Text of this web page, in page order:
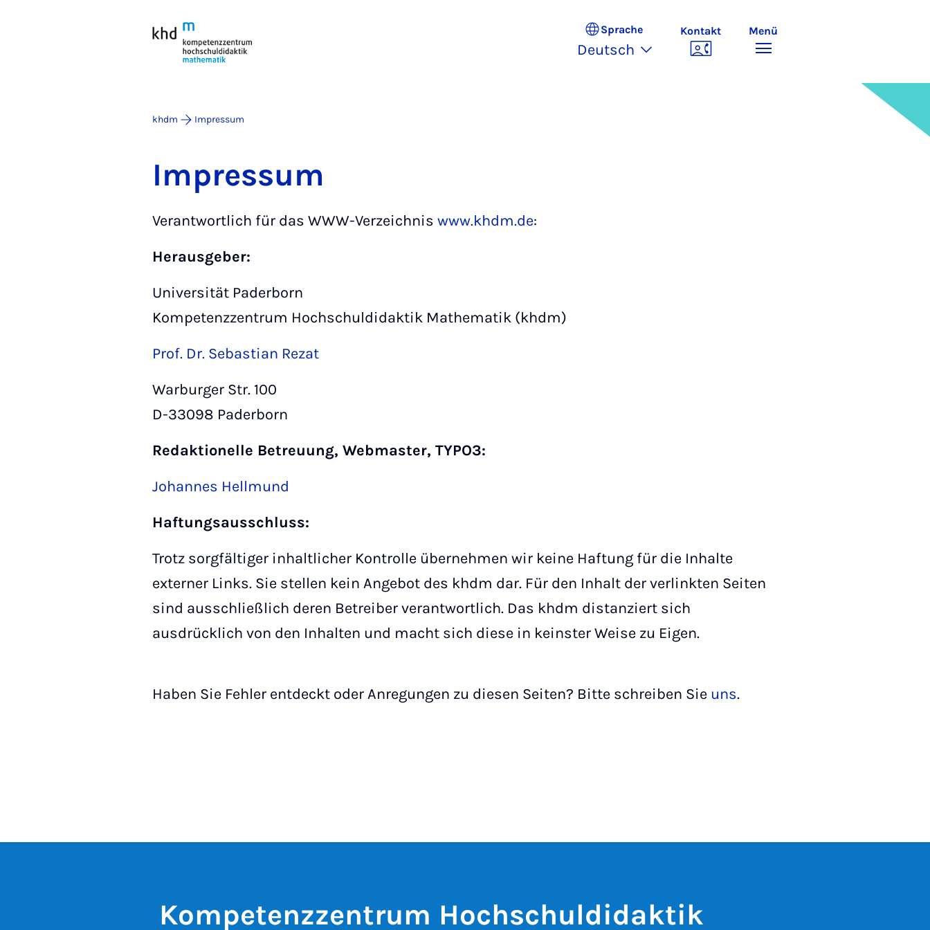
Sprache
Deutsch
Kontakt Menü
khdm Impressum
Impressum
Verantwortlich für das WWW-Verzeichnis www.khdm.de:
Herausgeber:
Universität Paderborn
Kompetenzzentrum Hochschuldidaktik Mathematik (khdm)
Prof. Dr. Sebastian Rezat
Warburger Str. 100
D-33098 Paderborn
Redaktionelle Betreuung, Webmaster, TYPO3:
Johannes Hellmund
Haftungsausschluss:
Trotz sorgfältiger inhaltlicher Kontrolle übernehmen wir keine Haftung für die Inhalte
externer Links. Sie stellen kein Angebot des khdm dar. Für den Inhalt der verlinkten Seiten
sind ausschließlich deren Betreiber verantwortlich. Das khdm distanziert sich
ausdrücklich von den Inhalten und macht sich diese in keinster Weise zu Eigen.
Haben Sie Fehler entdeckt oder Anregungen zu diesen Seiten? Bitte schreiben Sie uns.
Kompetenzzentrum Hochschuldidaktik